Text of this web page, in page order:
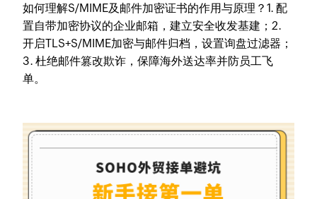
如何理解S/MIME及邮件加密证书的作用与原理？1. 配
置自带加密协议的企业邮箱，建立安全收发基建；2.
开启TLS+S/MIME加密与邮件归档，设置询盘过滤器；
3. 杜绝邮件篡改欺诈，保障海外送达率并防员工飞
单。